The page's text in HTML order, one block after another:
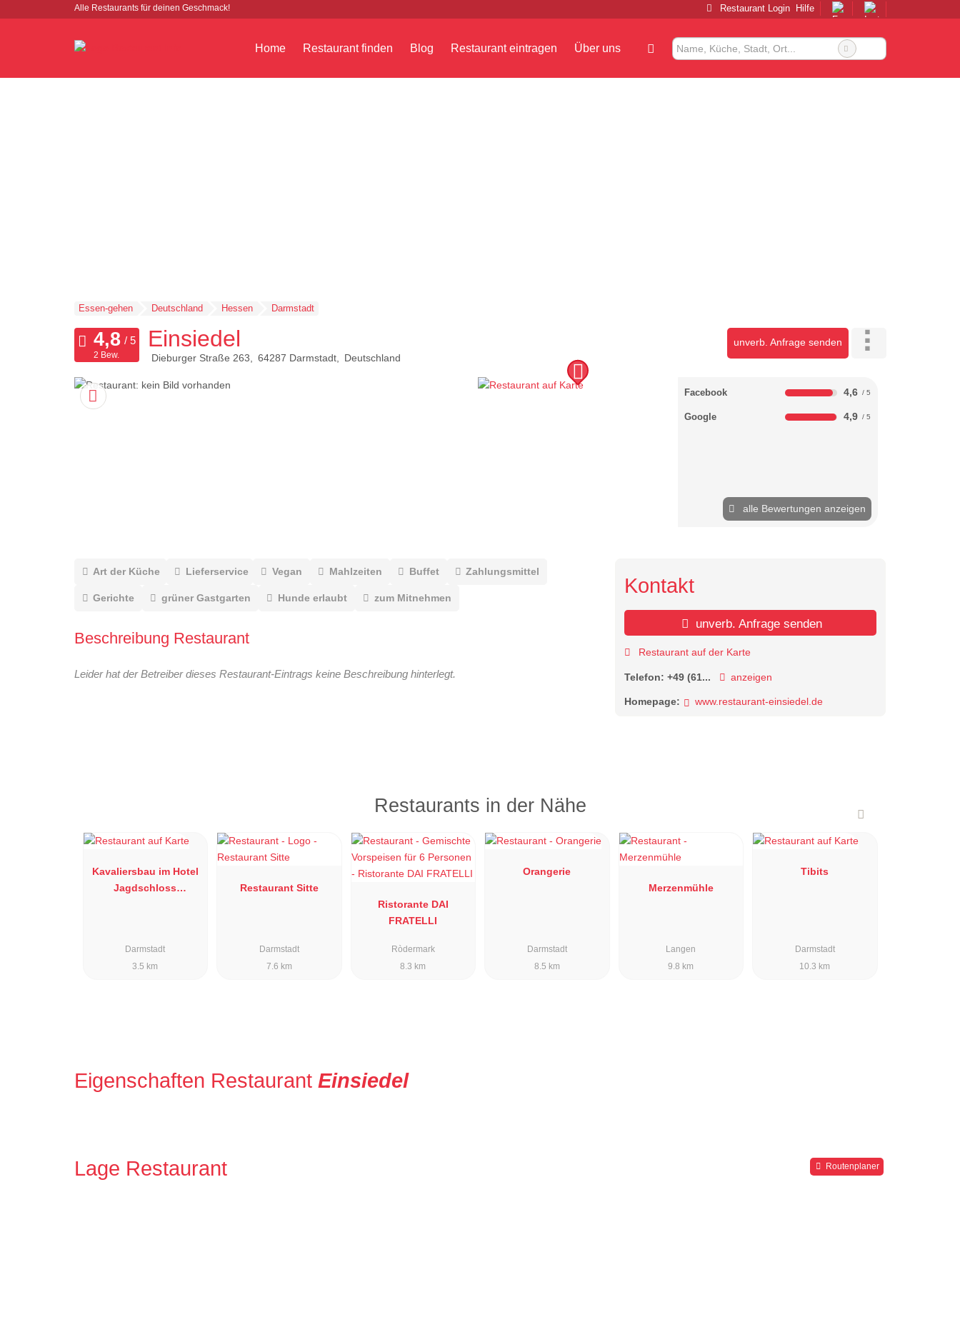
Alle Restaurants für deinen Geschmack! Restaurant Login Hilfe
Home Restaurant finden Blog Restaurant eintragen Über uns
Essen-gehen Deutschland Hessen Darmstadt
Einsiedel
Dieburger Straße 263 64287 Darmstadt Deutschland
unverb. Anfrage senden
2 Bew.
Facebook 4,6
Google 4,9
alle Bewertungen anzeigen
Art der Küche Lieferservice Vegan Mahlzeiten Buffet Zahlungsmittel
Gerichte grüner Gastgarten Hunde erlaubt zum Mitnehmen
Beschreibung Restaurant
Leider hat der Betreiber dieses Restaurant-Eintrags keine Beschreibung hinterlegt.
Kontakt
unverb. Anfrage senden
Restaurant auf der Karte
Telefon:+49 (61... anzeigen
Homepage: www.restaurant-einsiedel.de
Restaurants in der Nähe
Kavaliersbau im Hotel
Jagdschloss
Darmstadt
3.5 km
Restaurant Sitte
Darmstadt
7.6 km
Ristorante DAI
FRATELLI
Ròdermark
8.3 km
Orangerie
Darmstadt
8.5 km
Merzenmühle
Langen
9.8 km
Tibits
Darmstadt
10.3 km
Eigenschaften Restaurant Einsiedel
Lage Restaurant Routenplaner